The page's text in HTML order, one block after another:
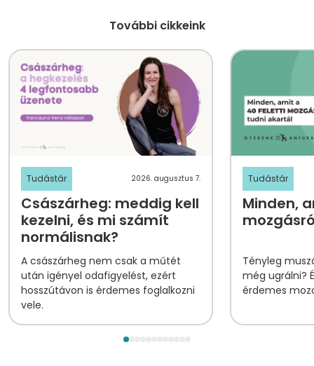
További cikkeink
Tudástár 2026. augusztus 7.
Császárheg: meddig kell
kezelni, és mi számít
normálisnak?
A császárheg nem csak a műtét
után igényel odafigyelést, ezért
hosszútávon is érdemes foglalkozni
vele.
Tudástár
Minden,
Tényleg
még ugrálni?
érdemes